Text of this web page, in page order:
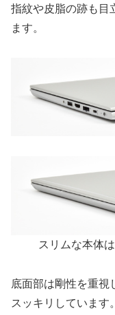
指紋や皮脂の跡も目
ます。
スリムな本体
底面部は剛性を重視
スッキリしています。